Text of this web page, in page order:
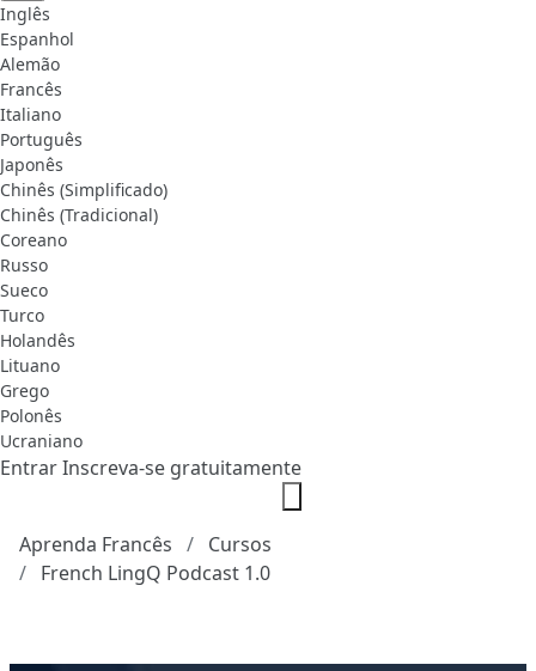
Inglês
Espanhol
Alemão
Francês
Italiano
Português
Japonês
Chinês (Simplificado)
Chinês (Tradicional)
Coreano
Russo
Sueco
Turco
Holandês
Lituano
Grego
Polonês
Ucraniano
EntrarInscreva-se gratuitamente
Aprenda Francês
Cursos
French LingQ Podcast 1.0